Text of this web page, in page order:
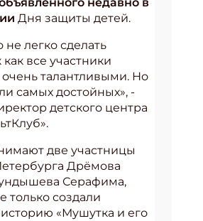
Дня защиты детей.
легко сделать
все участники
очень талантливыми. Но
самых достойных», -
детского центра
две участницы
Дрёмова
Серафима,
только создали
«Мушутка и его